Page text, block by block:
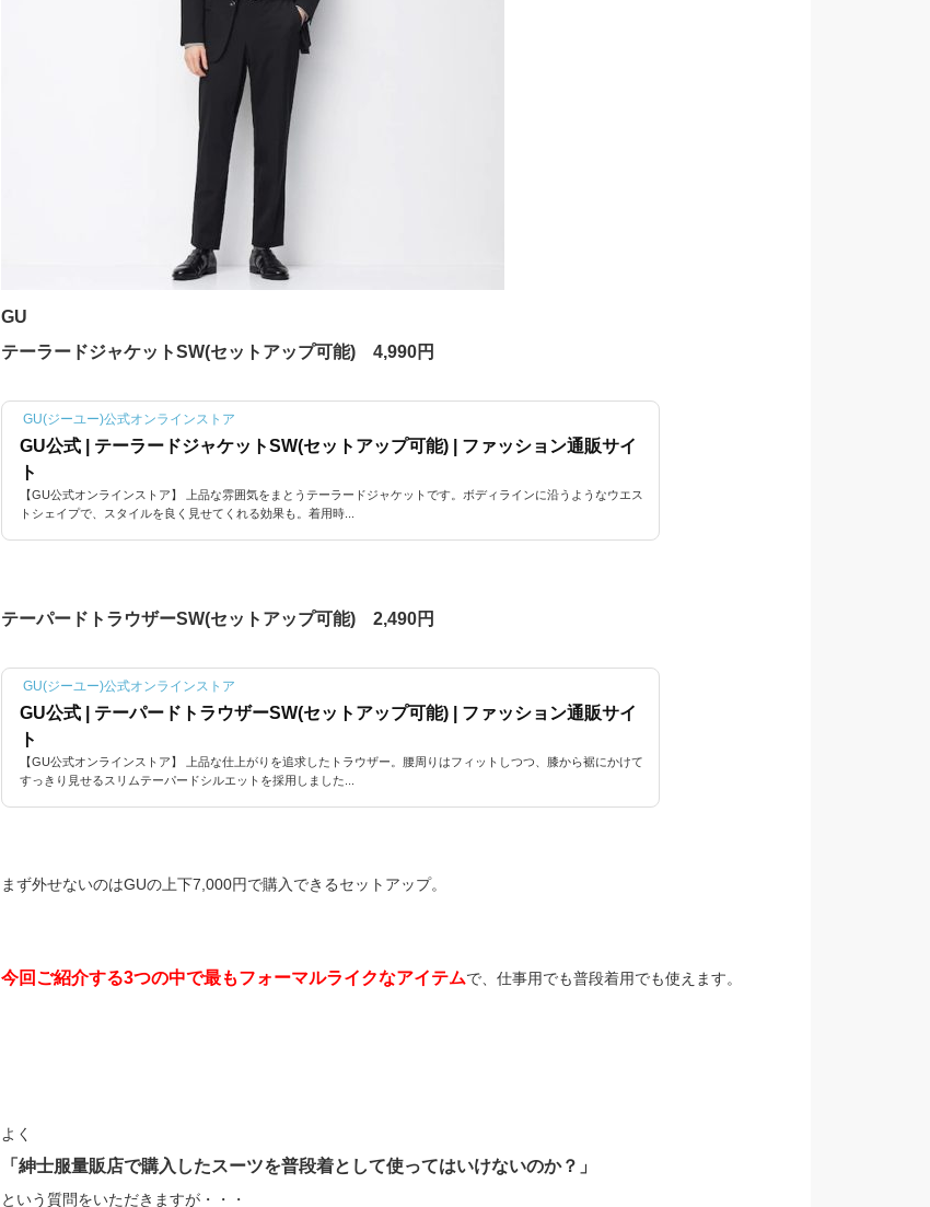
GU
テーラードジャケットSW(セットアップ可能) 4,990円
GU(ジーユー)公式オンラインストア
GU公式 | テーラードジャケットSW(セットアップ可能) | ファッション通販サイ
ト
【GU公式オンラインストア】 上品な雰囲気をまとうテーラードジャケットです。ボディラインに沿うようなウエス
トシェイプで、スタイルを良く見せてくれる効果も。着用時...
テーパードトラウザーSW(セットアップ可能) 2,490円
GU(ジーユー)公式オンラインストア
GU公式 | テーパードトラウザーSW(セットアップ可能) | ファッション通販サイ
ト
【GU公式オンラインストア】 上品な仕上がりを追求したトラウザー。腰周りはフィットしつつ、膝から裾にかけて
すっきり見せるスリムテーパードシルエットを採用しました...
まず外せないのはGUの上下7,000円で購入できるセットアップ。
今回ご紹介する3つの中で最もフォーマルライクなアイテムで、仕事用でも普段着用でも使えます。
よく
「紳士服量販店で購入したスーツを普段着として使ってはいけないのか？」
という質問をいただきますが・・・